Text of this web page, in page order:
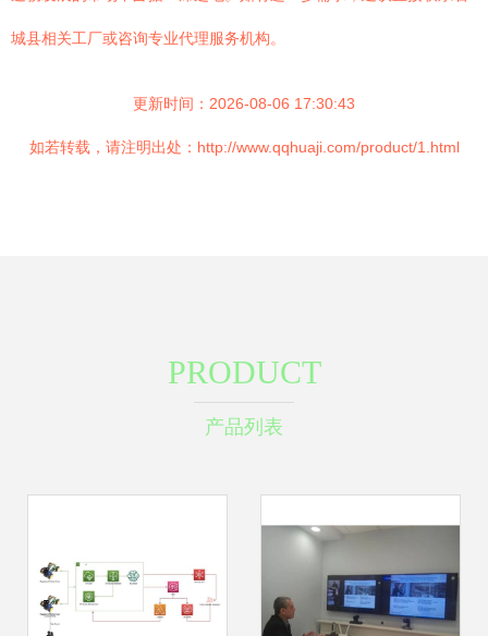
城县相关工厂或咨询专业代理服务机构。
更新时间：2026-08-06 17:30:43
如若转载，请注明出处：http://www.qqhuaji.com/product/1.html
PRODUCT
产品列表